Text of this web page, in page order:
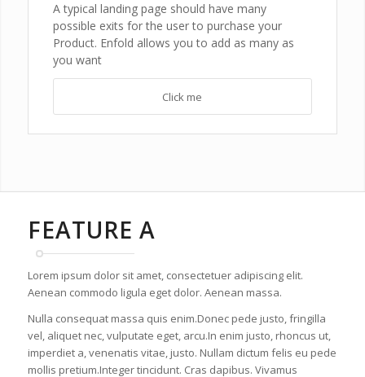
A typical landing page should have many
possible exits for the user to purchase your
Product. Enfold allows you to add as many as
you want
Click me
FEATURE A
Lorem ipsum dolor sit amet, consectetuer adipiscing elit.
Aenean commodo ligula eget dolor. Aenean massa.
Nulla consequat massa quis enim.Donec pede justo, fringilla
vel, aliquet nec, vulputate eget, arcu.In enim justo, rhoncus ut,
imperdiet a, venenatis vitae, justo. Nullam dictum felis eu pede
mollis pretium.Integer tincidunt. Cras dapibus. Vivamus